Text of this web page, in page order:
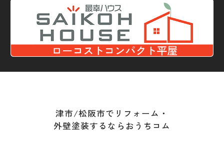
津市/松阪市でリフォーム・
外壁塗装するならおうちコム